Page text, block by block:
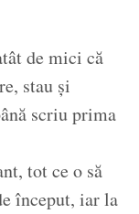
de mici că
stau și
scriu prima
tot ce o să
început, iar la